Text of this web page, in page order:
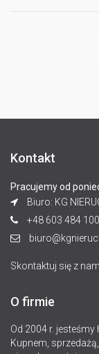
Kontakt
Pracujemy od
Biuro: KG
+48 603 484
Skontaktuj się z
O firmie
Od 2004 r.
Kupnem,